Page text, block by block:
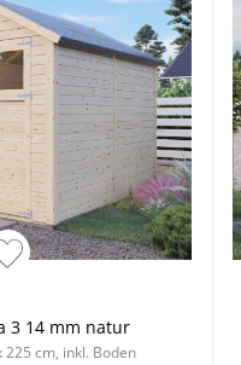
3 14 mm natur
225 cm, inkl. Boden